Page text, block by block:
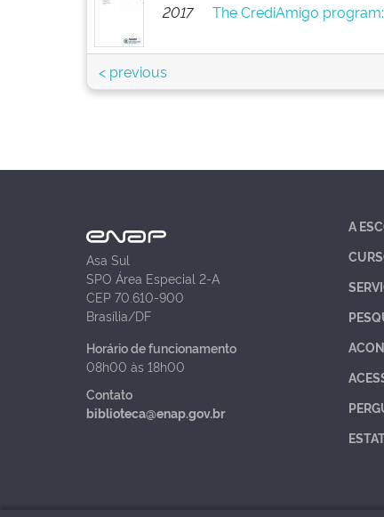
2017 The CrediAmigo
< previous
Asa Sul
SPO Área Especial 2-A
CEP 70.610-900
Brasília/DF
Horário de funcionamento
08h00 às 18h00
Contato
biblioteca@enap.gov.br
A